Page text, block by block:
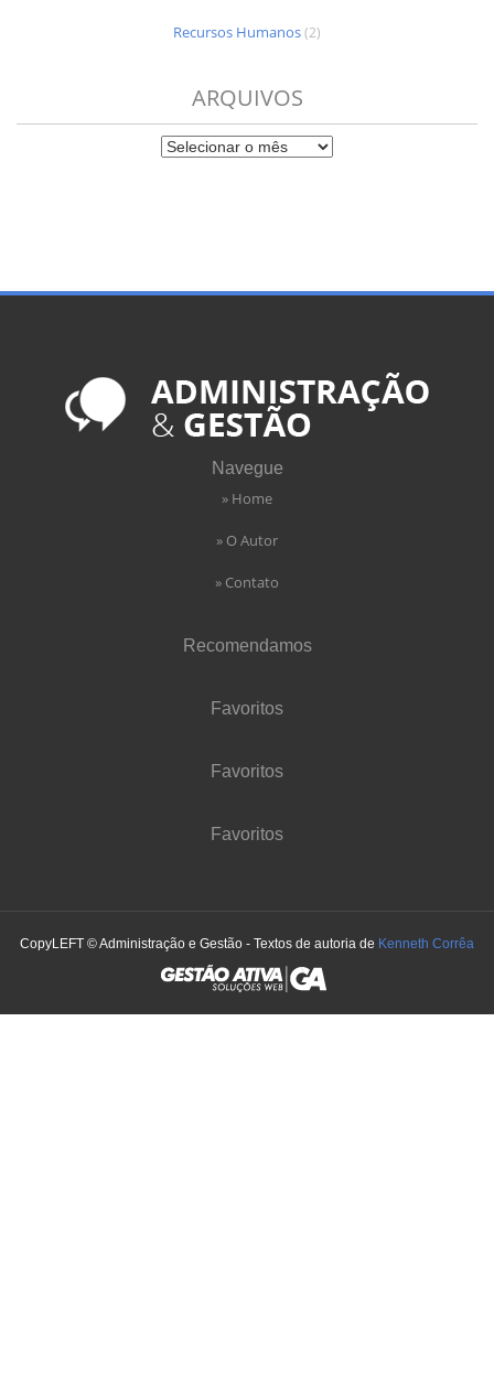
Recursos Humanos(2)
ARQUIVOS
Navegue
» Home
» O Autor
» Contato
Recomendamos
Favoritos
Favoritos
Favoritos
CopyLEFT © Administração e Gestão - Textos de autoria de Kenneth Corrêa